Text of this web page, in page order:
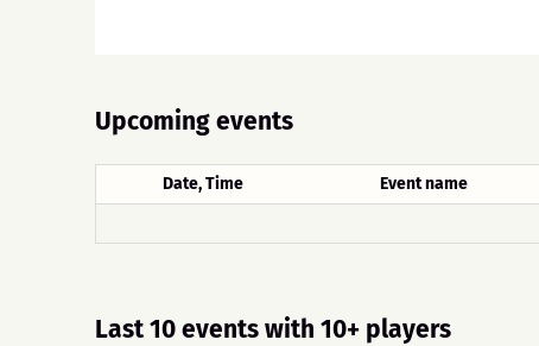
Upcoming events
Date, Time Event name
Last 10 events with 10+ players